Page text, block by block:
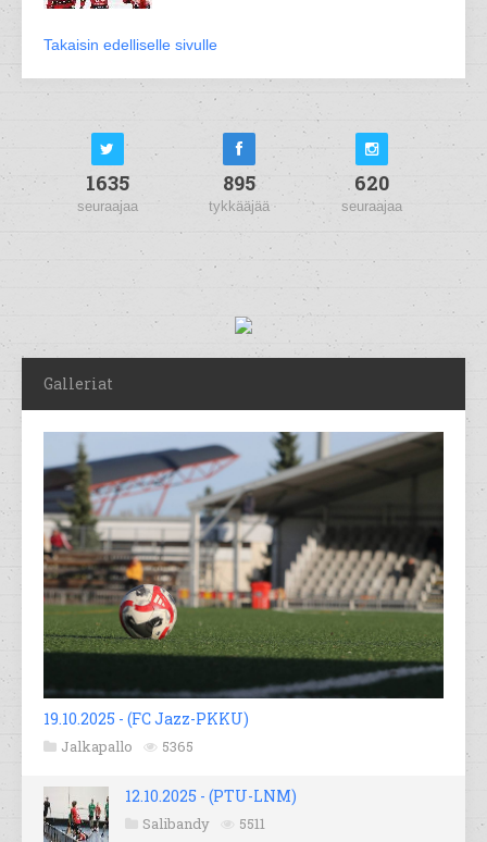
Takaisin edelliselle sivulle
1635
seuraajaa
895
tykkääjää
620
seuraajaa
Galleriat
19.10.2025 - (FC Jazz-PKKU)
Jalkapallo 5365
12.10.2025 - (PTU-LNM)
Salibandy 5511